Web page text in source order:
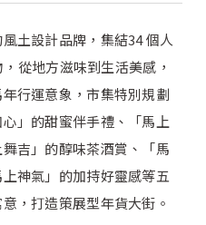
土設計品牌，集結34 個人
從地方滋味到生活美感，
行運意象，市集特別規劃
」的甜蜜伴手禮、「馬上
吉」的醇味茶酒賞、「馬
神氣」的加持好靈感等五
，打造策展型年貨大街。